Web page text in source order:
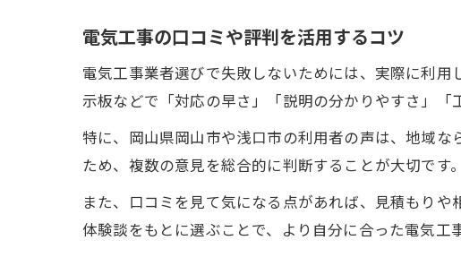
最
電気工事の口コミや評判を活用するコツ
電気工事業者選びで失敗しないためには、実際に利
示板などで「対応の早さ」「説明の分かりやすさ」「
特に、岡山県岡山市や浅口市の利用者の声は、地域
ため、複数の意見を総合的に判断することが大切です。
また、口コミを見て気になる点があれば、見積もり
体験談をもとに選ぶことで、より自分に合った電気工